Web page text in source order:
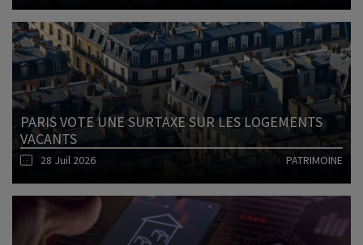
Lire l'article
PARIS VOTE UNE SURTAXE SUR LES LOGEMENTS
VACANTS
28 Juil 2026 PATRIMOINE
Lire l'article